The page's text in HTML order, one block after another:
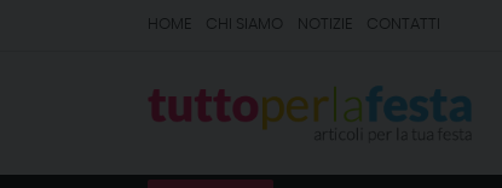
HOME CHI SIAMO NOTIZIE CONTATTI